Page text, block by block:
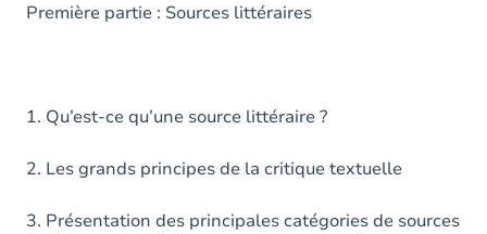
Première partie : Sources littéraires
1. Qu’est-ce qu’une source littéraire ?
2. Les grands principes de la critique textuelle
3. Présentation des principales catégories de sources